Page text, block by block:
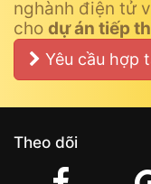
nghành điện tử
cho dự án tiếp
Yêu cầu hợp
Theo dõi